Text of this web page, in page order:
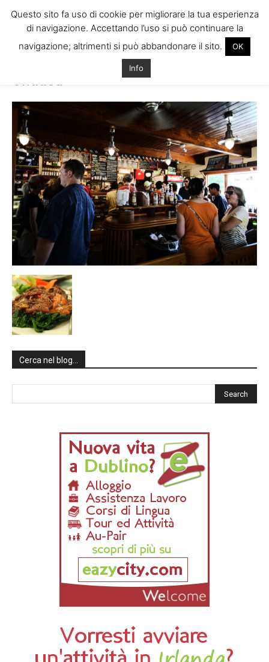
Untitled
Cerca nel blog…
Questo sito fa uso di cookie per migliorare la tua esperienza
di navigazione. Accettando l’uso si può continuare la
navigazione; altrimenti si può abbandonare il sito.
OK
Info